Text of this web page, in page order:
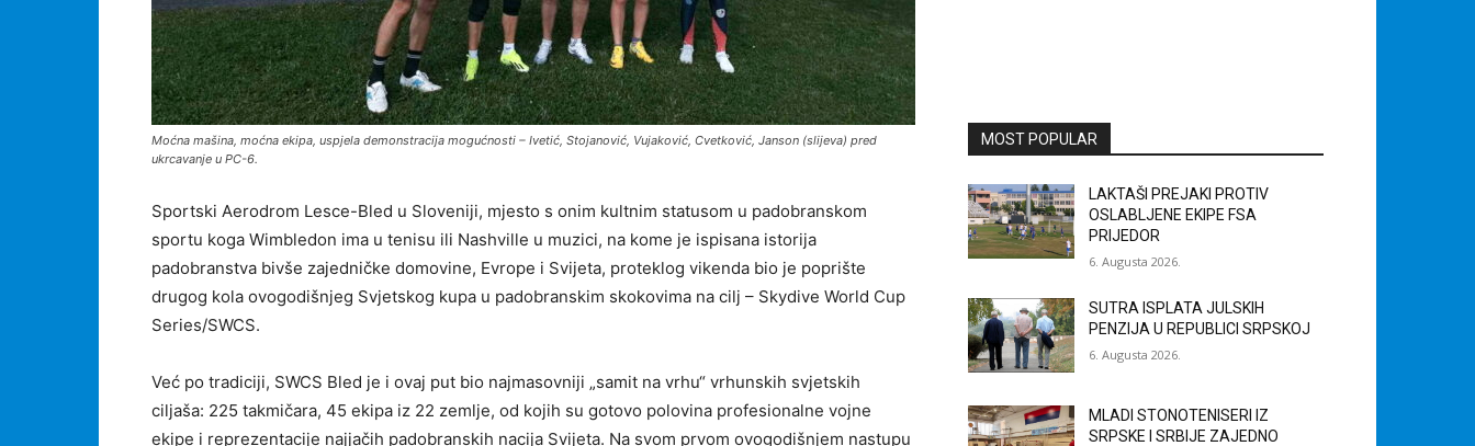
Moćna mašina, moćna ekipa, uspjela demonstracija mogućnosti – Ivetić, Stojanović, Vujaković, Cvetković, Janson (slijeva) pred
ukrcavanje u PC-6.
Sportski Aerodrom Lesce-Bled u Sloveniji, mjesto s onim kultnim statusom u padobranskom
sportu koga Wimbledon ima u tenisu ili Nashville u muzici, na kome je ispisana istorija
padobranstva bivše zajedničke domovine, Evrope i Svijeta, proteklog vikenda bio je poprište
drugog kola ovogodišnjeg Svjetskog kupa u padobranskim skokovima na cilj – Skydive World Cup
Series/SWCS.
Već po tradiciji, SWCS Bled je i ovaj put bio najmasovniji „samit na vrhu“ vrhunskih svjetskih
ciljaša: 225 takmičara, 45 ekipa iz 22 zemlje, od kojih su gotovo polovina profesionalne vojne
ekipe i reprezentacije najjačih padobranskih nacija Svijeta. Na svom prvom ovogodišnjem nastupu
MOST POPULAR
LAKTAŠI PREJAKI PROTIV
OSLABLJENE EKIPE FSA
PRIJEDOR
6. Augusta 2026.
SUTRA ISPLATA JULSKIH
PENZIJA U REPUBLICI SRPSKOJ
6. Augusta 2026.
MLADI STONOTENISERI IZ
SRPSKE I SRBIJE ZAJEDNO